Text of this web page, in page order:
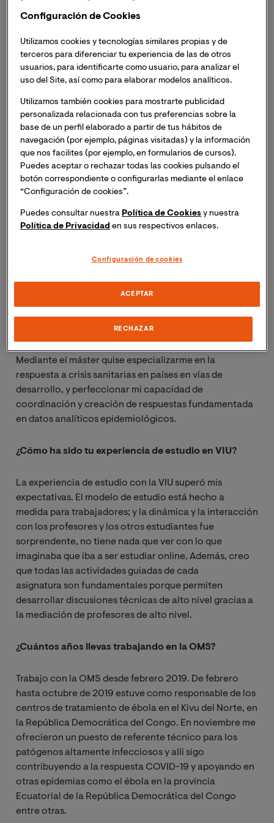
Médicos Sin Fronteras.
¿Por qué decidiste ampliar tu formación con VIU?
Durante mi experiencia de terreno con Médicos Sin
datos epidemiológicos es fundamental para diseñar,
proponer y desarrollar programas adecuados de
respuesta a emergencia sanitaria. La colaboración con
compañeros médicos y epidemiólogos y los años de
experiencia en el terreno me han ayudado en el
desarrollo de intervenciones eficaces y efectivas,
permitiéndome comprender la metodología y el
razonamiento epidemiológico de base.
lenguaje técnico y científico para tener debates y
como con actores externos y miembros del ministerio
socioculturales e informes de salud pública.
Mediante el máster quise especializarme en la
respuesta a crisis sanitarias en países en vías de
desarrollo, y perfeccionar mi capacidad de
coordinación y creación de respuestas fundamentada
en datos analíticos epidemiológicos.
¿Cómo ha sido tu experiencia de estudio en VIU?
La experiencia de estudio con la VIU superó mis
expectativas. El modelo de estudio está hecho a
medida para trabajadores; y la dinámica y la interacción
con los profesores y los otros estudiantes fue
sorprendente, no tiene nada que ver con lo que
imaginaba que iba a ser estudiar online. Además, creo
que todas las actividades guiadas de cada
asignatura son fundamentales porque permiten
desarrollar discusiones técnicas de alto nivel gracias a
la mediación de profesores de alto nivel.
¿Cuántos años llevas trabajando en la OMS?
Trabajo con la OMS desde febrero 2019. De febrero
hasta octubre de 2019 estuve como responsable de los
centros de tratamiento de ébola en el Kivu del Norte, en
la República Democrática del Congo. En noviembre me
ofrecieron un puesto de referente técnico para los
patógenos altamente infecciosos y allí sigo
contribuyendo a la respuesta COVID-19 y apoyando en
otras epidemias como el ébola en la provincia
Ecuatorial de la República Democrática del Congo
entre otras.
Configuración de Cookies
Utilizamos cookies y tecnologías similares propias y de
terceros para diferenciar tu experiencia de las de otros
usuarios, para identificarte como usuario, para analizar el
uso del Site, así como para elaborar modelos analíticos.
Utilizamos también cookies para mostrarte publicidad
personalizada relacionada con tus preferencias sobre la
base de un perfil elaborado a partir de tus hábitos de
navegación (por ejemplo, páginas visitadas) y la información
que nos facilites (por ejemplo, en formularios de cursos).
Puedes aceptar o rechazar todas las cookies pulsando el
botón correspondiente o configurarlas mediante el enlace
“Configuración de cookies”.
Puedes consultar nuestra Política de Cookies y nuestra
Política de Privacidad en sus respectivos enlaces.
Configuración de cookies
RECHAZAR
ACEPTAR